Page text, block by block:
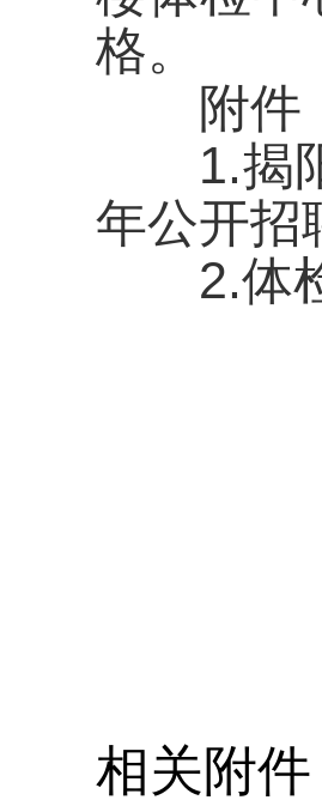
格。
附件
1.揭阳
年公开招
2.体
相关附件